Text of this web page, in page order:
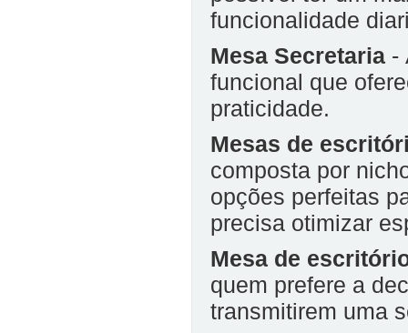
funcionalidade
Mesa Secretaria -
funcional que
praticidade.
Mesas de
composta por
opções perfeitas
precisa otimizar
Mesa de
quem prefere a
transmitirem uma